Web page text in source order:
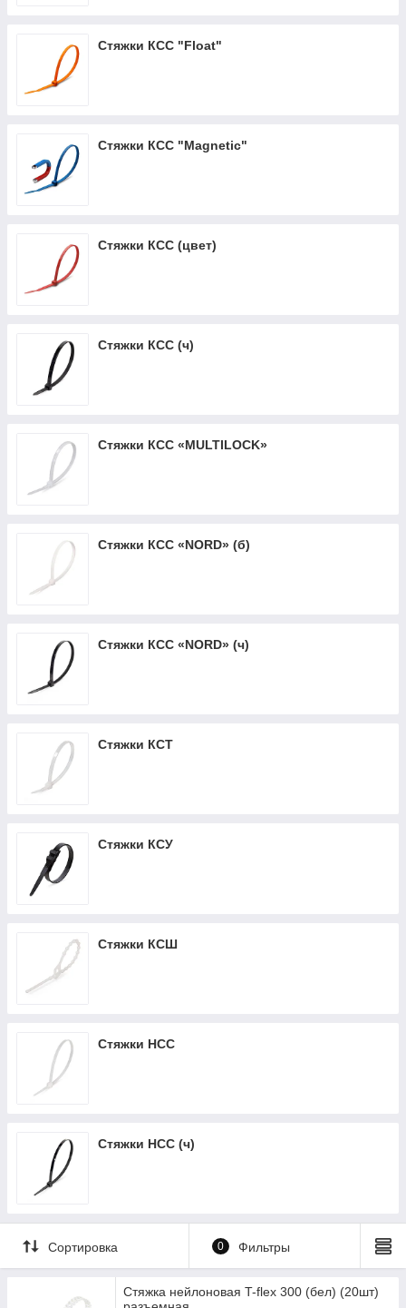
Стяжки КСС "Float"
Стяжки КСС "Magnetic"
Стяжки КСС (цвет)
Стяжки КСС (ч)
Стяжки КСС «MULTILOCK»
Стяжки КСС «NORD» (б)
Стяжки КСС «NORD» (ч)
Стяжки КСТ
Стяжки КСУ
Стяжки КСШ
Стяжки НСС
Стяжки НСС (ч)
Сортировка 0 Фильтры
Стяжка нейлоновая T-flex 300 (бел) (20шт)